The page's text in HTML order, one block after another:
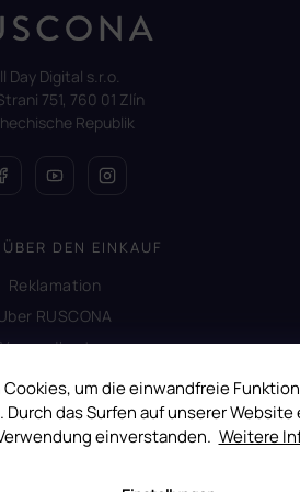
um die einwandfreie
das Surfen auf unserer Website
einverstanden. Weitere
Day Digital s.r.o.
751, 760 01 Zlín
Republik
DEN EINKAUF
Reklamation
RUSCONA
Versandkosten
Geschäftsbedingungen
Impressum